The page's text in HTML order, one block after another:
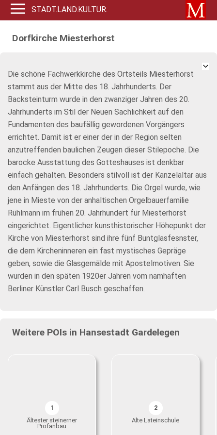
STADT.LAND.KULTUR.
Dorfkirche Miesterhorst
Die schöne Fachwerkkirche des Ortsteils Miesterhorst
stammt aus der Mitte des 18. Jahrhunderts. Der
Backsteinturm wurde in den zwanziger Jahren des 20.
Jahrhunderts im Stil der Neuen Sachlichkeit auf den
Fundamenten des baufällig gewordenen Vorgängers
errichtet. Damit ist er einer der in der Region selten
anzutreffenden baulichen Zeugen dieser Stilepoche. Die
barocke Ausstattung des Gotteshauses ist denkbar
einfach gehalten. Besonders stilvoll ist der Kanzelaltar aus
den Anfängen des 18. Jahrhunderts. Die Orgel wurde, wie
jene in Mieste von der anhaltischen Orgelbauerfamilie
Rühlmann im frühen 20. Jahrhundert für Miesterhorst
eingerichtet. Eigentlicher kunsthistorischer Höhepunkt der
Kirche von Miesterhorst sind ihre fünf Buntglasfesnster,
die dem Kircheninneren ein fast mystisches Gepräge
geben, sowie die Glasgemälde mit Apostelmotiven. Sie
wurden in den späten 1920er Jahren vom namhaften
Berliner Künstler Carl Busch geschaffen.
Weitere POIs in Hansestadt Gardelegen
1
Ältester steinerner
Profanbau
2
Alte Lateinschule